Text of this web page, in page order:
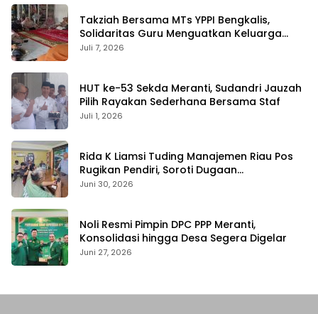
Takziah Bersama MTs YPPI Bengkalis,
Solidaritas Guru Menguatkan Keluarga
yang Berduka
Juli 7, 2026
HUT ke-53 Sekda Meranti, Sudandri Jauzah
Pilih Rayakan Sederhana Bersama Staf
Juli 1, 2026
Rida K Liamsi Tuding Manajemen Riau Pos
Rugikan Pendiri, Soroti Dugaan
Pengambilalihan Aset
Juni 30, 2026
Noli Resmi Pimpin DPC PPP Meranti,
Konsolidasi hingga Desa Segera Digelar
Juni 27, 2026